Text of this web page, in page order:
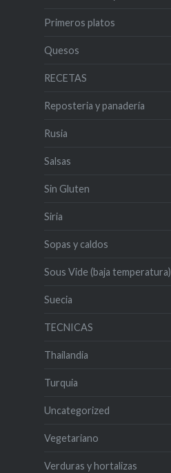
Primeros platos
Quesos
RECETAS
Reposteria y panadería
Rusia
Salsas
Sin Gluten
Siria
Sopas y caldos
Sous Vide (baja temperatura)
Suecia
TECNICAS
Thailandia
Turquia
Uncategorized
Vegetariano
Verduras y hortalizas